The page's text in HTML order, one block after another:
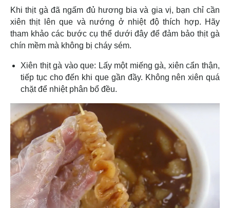
Khi thịt gà đã ngấm đủ hương bia và gia vị, bạn chỉ cần
xiên thịt lên que và nướng ở nhiệt độ thích hợp. Hãy
tham khảo các bước cụ thể dưới đây để đảm bảo thịt gà
chín mềm mà không bị cháy sém.
Xiên thịt gà vào que: Lấy một miếng gà, xiên cẩn thận,
tiếp tục cho đến khi que gần đầy. Không nên xiên quá
chặt để nhiệt phân bổ đều.